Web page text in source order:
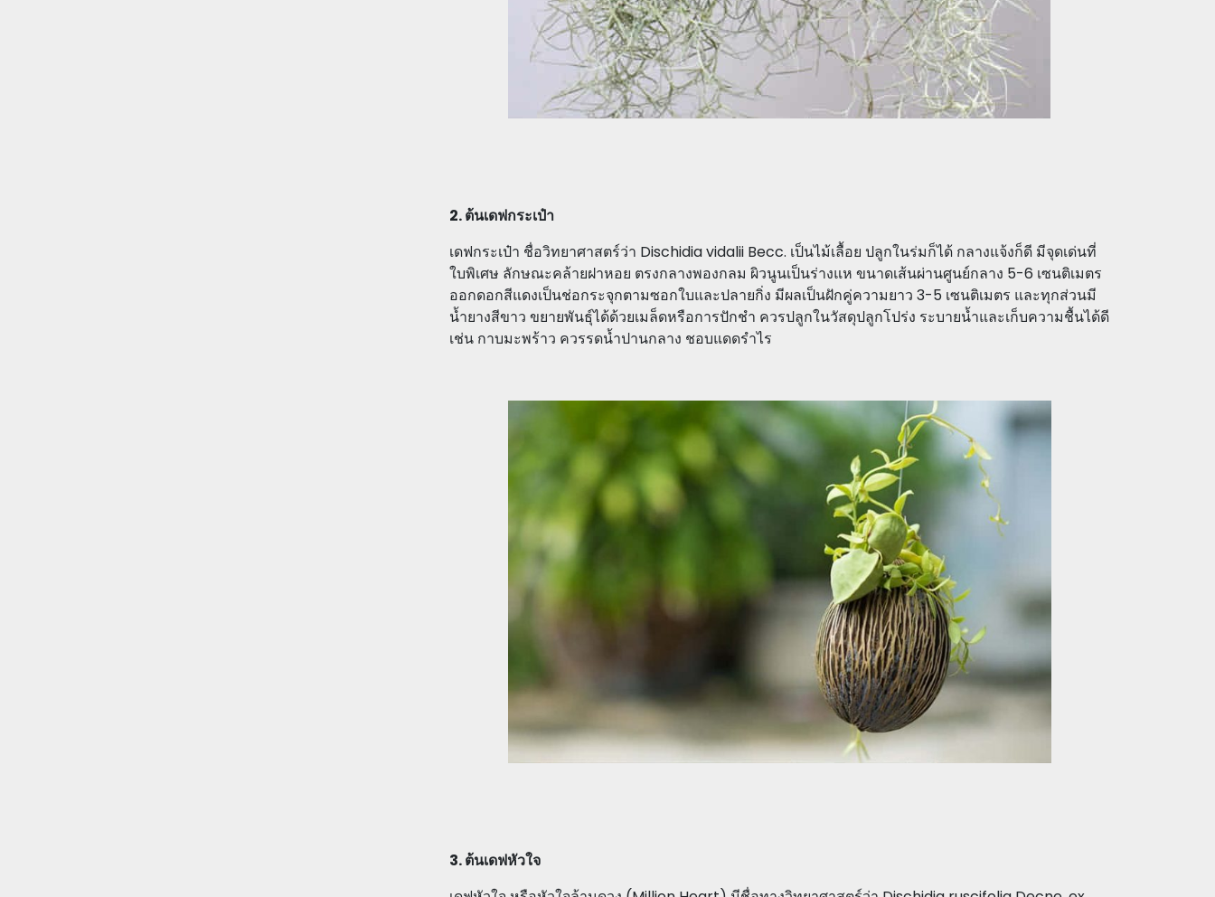
2. ต้นเดฟกระเป๋า
เดฟกระเป๋า ชื่อวิทยาศาสตร์ว่า Dischidia vidalii Becc. เป็นไม้เลื้อย ปลูกในร่มก็ได้ กลางแจ้งก็ดี มีจุดเด่นที่
ใบพิเศษ ลักษณะคล้ายฝาหอย ตรงกลางพองกลม ผิวนูนเป็นร่างแห ขนาดเส้นผ่านศูนย์กลาง 5-6 เซนติเมตร
ออกดอกสีแดงเป็นช่อกระจุกตามซอกใบและปลายกิ่ง มีผลเป็นฝักคู่ความยาว 3-5 เซนติเมตร และทุกส่วนมี
น้ำยางสีขาว ขยายพันธุ์ได้ด้วยเมล็ดหรือการปักชำ ควรปลูกในวัสดุปลูกโปร่ง ระบายน้ำและเก็บความชื้นได้ดี
เช่น กาบมะพร้าว ควรรดน้ำปานกลาง ชอบแดดรำไร
3. ต้นเดฟหัวใจ